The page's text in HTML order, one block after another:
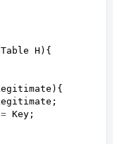
H){
Key;